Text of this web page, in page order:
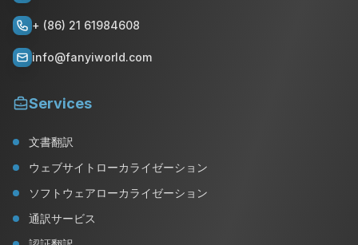
+ (86) 21 61984608
info@fanyiworld.com
Services
文書翻訳
ウェブサイトローカライゼーション
ソフトウェアローカライゼーション
通訳サービス